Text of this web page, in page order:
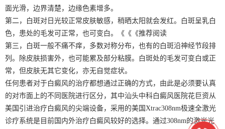
面光滑，边界清楚，边缘色素增多。
第二，白斑对日光较正常皮肤敏感，稍晒太阳就会发红。白斑呈乳白
色，患处的毛发可正常，也可变白。《《《推荐阅读
第三，白斑一般不痛不痒，多数对称分布，也有的白斑沿神经节段排
列。除皮肤损害外，也可能累及部分粘膜。白斑处的毛发可变白或正
常，但皮肤无其它变化，亦无自觉症状。
任何患者对于白癜风的治疗都想通过正确的方式，由此是必须要认真
的对市面上的不同医院进行区分，其中汕头中科白癜风医院花巨资从
美国引进治疗白癜风的尖端设备，采用的美国Xtrac308nm极速全激光
诊疗系统是目前国内外治疗白癜风较好的选择。通过308nm的激光光